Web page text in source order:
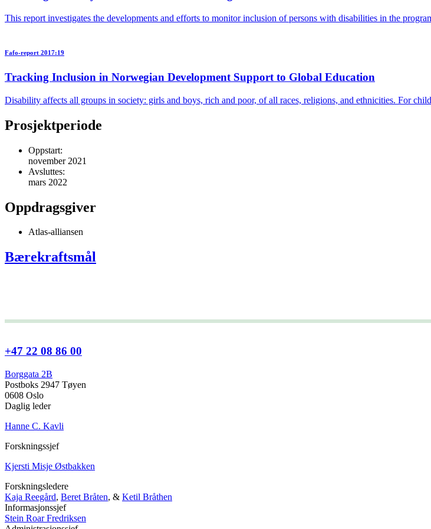
This report investigates the developments and efforts to monitor inclusion of persons with disabilities in the
Fafo-report 2017:19
Tracking Inclusion in Norwegian Development Support to Global Education
Disability affects all groups in society: girls and boys, rich and poor, of all races, religions, and ethnicities. For
Prosjektperiode
Oppstart:
november 2021
Avsluttes:
mars 2022
Oppdragsgiver
Atlas-alliansen
Bærekraftsmål
+47 22 08 86 00
Borggata 2B
Postboks 2947 Tøyen
0608 Oslo
Daglig leder
Hanne C. Kavli
Forskningssjef
Kjersti Misje Østbakken
Forskningsledere
Kaja Reegård, Beret Bråten, & Ketil Bråthen
Informasjonssjef
Stein Roar Fredriksen